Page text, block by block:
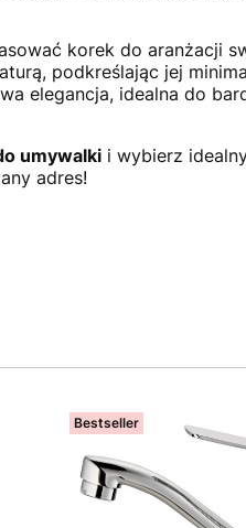
korek do aranżacji
podkreślając jej
elegancja, idealna do
umywalki i wybierz
adres!
Bestseller